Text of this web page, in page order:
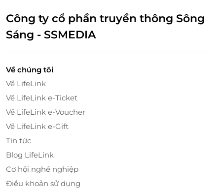
toàn, giàu dinh dưỡng từ Bác Tôm.
Đừng bỏ lỡ cơ hội trải nghiệm thực phẩm sạch tại
trân trọng dành cho sức khỏe của người nhận.
Công ty cổ phần truyền thông Sông
Sáng - SSMEDIA
Về chúng tôi
Về LifeLink
Về LifeLink e-Ticket
Về LifeLink e-Voucher
Về LifeLink e-Gift
Tin tức
Blog LifeLink
Cơ hội nghề nghiệp
Điều khoản sử dụng